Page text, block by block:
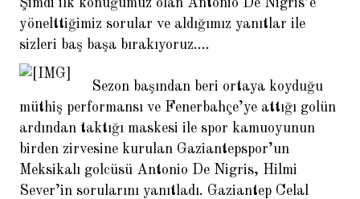
Abdullah Avcı: Eleştiri Terim’e
değil Türk futboluna
Şimdi ilk konuğumuz olan Antonio De Nigris’e
yönelttiğimiz sorular ve aldığımız yanıtlar ile
sizleri baş başa bırakıyoruz….
Sezon başından beri ortaya koyduğu
müthiş performansı ve Fenerbahçe’ye attığı golün
ardından taktığı maskesi ile spor kamuoyunun
birden zirvesine kurulan Gaziantepspor’un
Meksikalı golcüsü Antonio De Nigris, Hilmi
Sever’in sorularını yanıtladı. Gaziantep Celal